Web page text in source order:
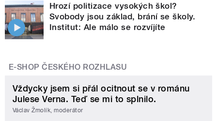
Hrozí politizace vysokých škol?
Svobody jsou základ, brání se školy.
Institut: Ale málo se rozvíjíte
E-SHOP ČESKÉHO ROZHLASU
Vždycky jsem si přál ocitnout se v románu
Julese Verna. Teď se mi to splnilo.
Václav Žmolík, moderátor